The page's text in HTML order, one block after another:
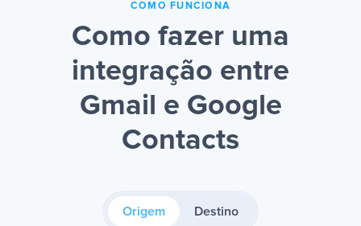
COMO FUNCIONA
Como fazer uma
integração entre
Gmail e Google
Contacts
Origem Destino